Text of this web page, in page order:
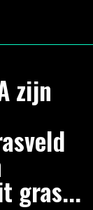
zijn
gras...